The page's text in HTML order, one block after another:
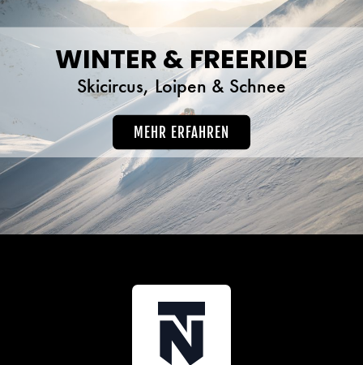
WINTER & FREERIDE
Skicircus, Loipen & Schnee
MEHR ERFAHREN